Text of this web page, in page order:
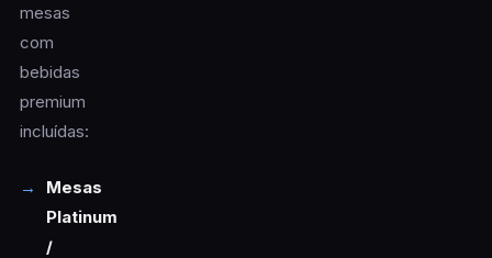
mesas
com
bebidas
premium
incluídas:
Mesas
Platinum
/